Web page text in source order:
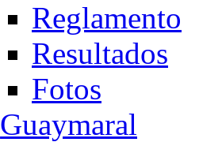
Reglamento
Resultados
Fotos
Guaymaral